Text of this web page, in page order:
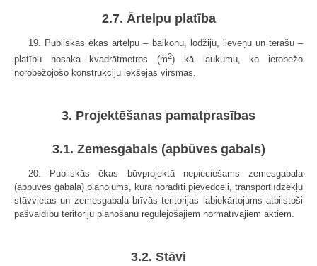
2.7. Ārtelpu platība
19. Publiskās ēkas ārtelpu – balkonu, lodžiju, lieveņu un terašu –
platību nosaka kvadrātmetros (m2) kā laukumu, ko ierobežo
norobežojošo konstrukciju iekšējās virsmas.
3. Projektēšanas pamatprasības
3.1. Zemesgabals (apbūves gabals)
20. Publiskās ēkas būvprojektā nepieciešams zemesgabala
(apbūves gabala) plānojums, kurā norādīti pievedceļi, transportlīdzekļu
stāvvietas un zemesgabala brīvās teritorijas labiekārtojums atbilstoši
pašvaldību teritoriju plānošanu regulējošajiem normatīvajiem aktiem.
3.2. Stāvi